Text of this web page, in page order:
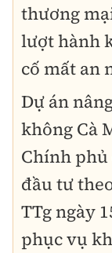
thương
lượt hành
cố mất an
Dự án
không Cà
Chính
đầu tư
TTg ngày
phục vụ